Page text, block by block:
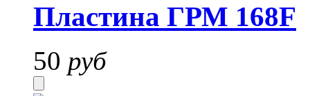
Пластина ГРМ 168F
50 руб